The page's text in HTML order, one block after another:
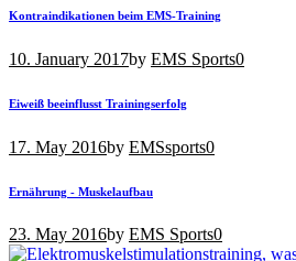
Kontraindikationen beim EMS-Training
10. January 2017by EMS Sports0
Eiweiß beeinflusst Trainingserfolg
17. May 2016by EMSsports0
Ernährung - Muskelaufbau
23. May 2016by EMS Sports0